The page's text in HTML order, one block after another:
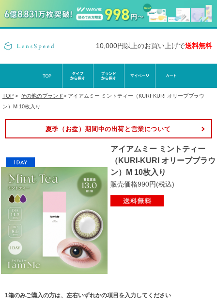
10,000円以上のお買い上げで送料無料
TOP > その他のブランド> アイアムミー ミントティー（KURI-KURI オリーブブラウ
ン）M 10枚入り
夏季（お盆）期間中の出荷と営業について
アイアムミー ミントティー
（KURI-KURI オリーブブラウ
ン）M 10枚入り
販売価格990円(税込)
1箱のみご購入の方は、左右いずれかの項目を入力してください